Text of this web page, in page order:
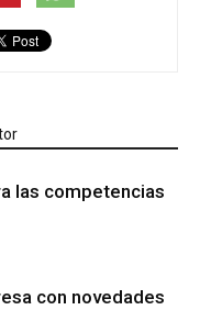
las competencias
con novedades